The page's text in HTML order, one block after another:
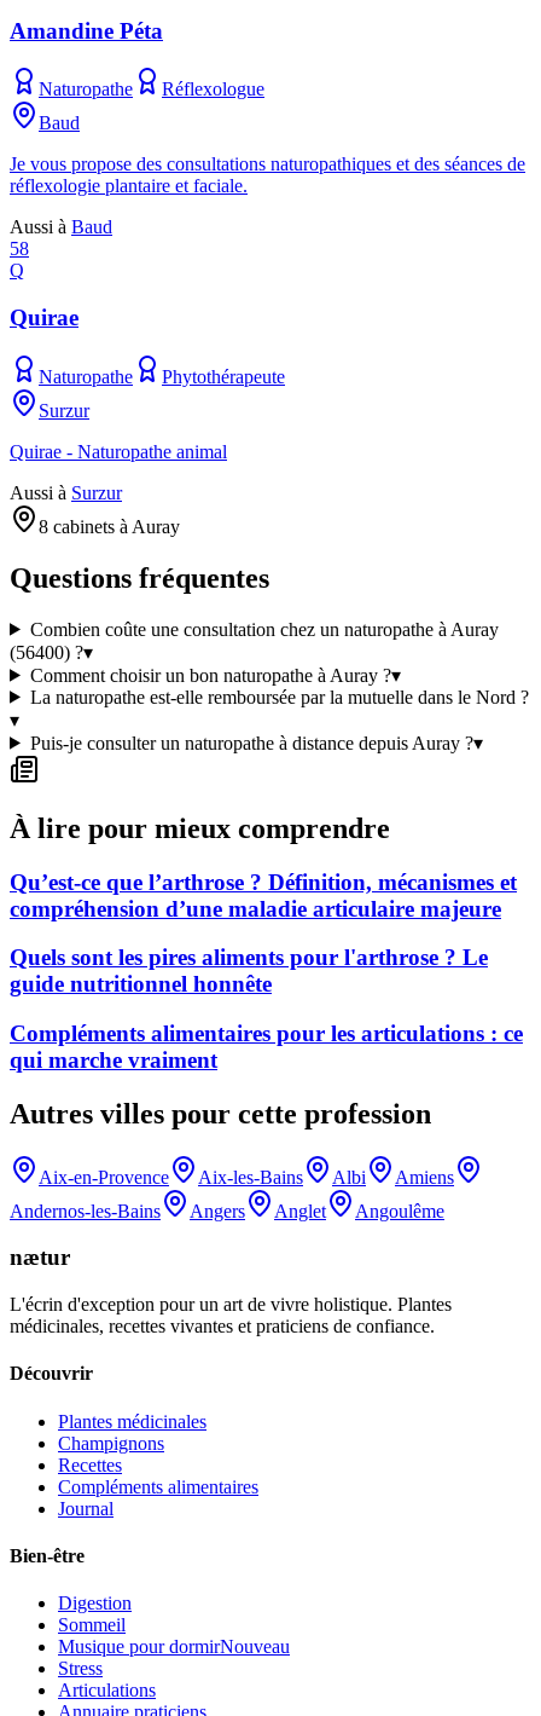
Amandine Péta
Naturopathe
Réflexologue
Baud
Je vous propose des consultations naturopathiques et des séances de
réflexologie plantaire et faciale.
Aussi à Baud
58
Q
Quirae
Naturopathe
Phytothérapeute
Surzur
Quirae - Naturopathe animal
Aussi à Surzur
8 cabinets à Auray
Questions fréquentes
Combien coûte une consultation chez un naturopathe à Auray
(56400) ?▾
Comment choisir un bon naturopathe à Auray ?▾
La naturopathe est-elle remboursée par la mutuelle dans le Nord ?
▾
Puis-je consulter un naturopathe à distance depuis Auray ?▾
À lire pour mieux comprendre
Qu’est-ce que l’arthrose ? Définition, mécanismes et
compréhension d’une maladie articulaire majeure
Quels sont les pires aliments pour l'arthrose ? Le
guide nutritionnel honnête
Compléments alimentaires pour les articulations : ce
qui marche vraiment
Autres villes pour cette profession
Aix-en-Provence Aix-les-Bains Albi
Amiens
Andernos-les-Bains
Angers Anglet Angoulême
nætur
L'écrin d'exception pour un art de vivre holistique. Plantes
médicinales, recettes vivantes et praticiens de confiance.
Découvrir
Plantes médicinales
Champignons
Recettes
Compléments alimentaires
Journal
Bien-être
Digestion
Sommeil
Musique pour dormirNouveau
Stress
Articulations